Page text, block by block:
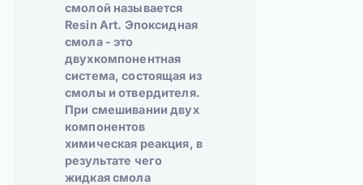
смолой называется
Resin Art. Эпоксидная
смола - это
двухкомпонентная
система, состоящая из
смолы и отвердителя.
При смешивании двух
компонентов
химическая реакция, в
результате чего
жидкая смола